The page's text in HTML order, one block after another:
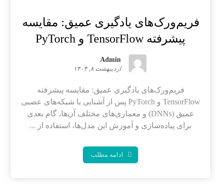
فریم‌ورک‌های یادگیری عمیق: مقایسه
پیشرفته TensorFlow و PyTorch
Admin
اردیبهشت ۸, ۱۴۰۴
فریم‌ورک‌های یادگیری عمیق: مقایسه پیشرفته
TensorFlow و PyTorch پس از آشنایی با شبکه‌های عصبی
عمیق (DNNs) و معماری‌های مختلف آن‌ها، گام بعدی
برای پیاده‌سازی و آموزش این مدل‌ها، استفاده از ...
ادامه مطلب